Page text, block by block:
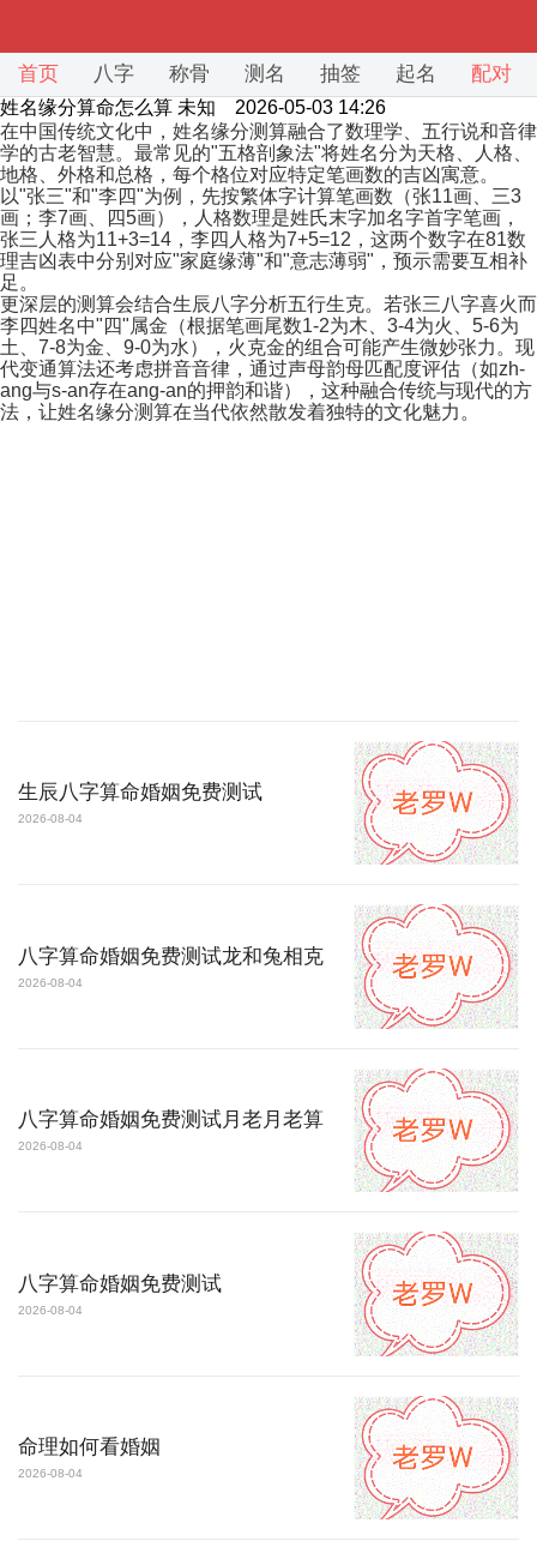
首页 八字 称骨 测名 抽签 起名 配对
姓名缘分算命怎么算 未知 2026-05-03 14:26
在中国传统文化中，姓名缘分测算融合了数理学、五行说和音律
学的古老智慧。最常见的"五格剖象法"将姓名分为天格、人格、
地格、外格和总格，每个格位对应特定笔画数的吉凶寓意。
以"张三"和"李四"为例，先按繁体字计算笔画数（张11画、三3
画；李7画、四5画），人格数理是姓氏末字加名字首字笔画，
张三人格为11+3=14，李四人格为7+5=12，这两个数字在81数
理吉凶表中分别对应"家庭缘薄"和"意志薄弱"，预示需要互相补
足。
更深层的测算会结合生辰八字分析五行生克。若张三八字喜火而
李四姓名中"四"属金（根据笔画尾数1-2为木、3-4为火、5-6为
土、7-8为金、9-0为水），火克金的组合可能产生微妙张力。现
代变通算法还考虑拼音音律，通过声母韵母匹配度评估（如zh-
ang与s-an存在ang-an的押韵和谐），这种融合传统与现代的方
法，让姓名缘分测算在当代依然散发着独特的文化魅力。
生辰八字算命婚姻免费测试
2026-08-04
八字算命婚姻免费测试龙和兔相克
2026-08-04
八字算命婚姻免费测试月老月老算
2026-08-04
八字算命婚姻免费测试
2026-08-04
命理如何看婚姻
2026-08-04